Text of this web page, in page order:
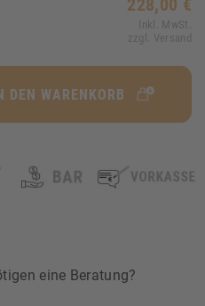
228,00 €
Inkl. MwSt.
zzgl. Versand
DEN WARENKORB
eine Beratung?